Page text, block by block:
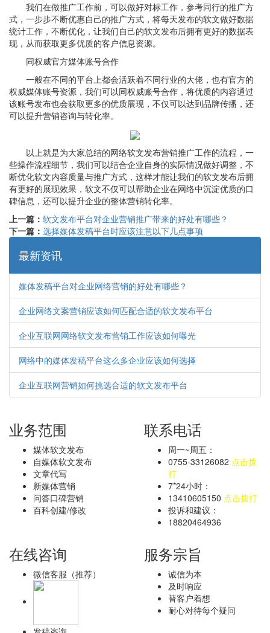
我们在做推广工作前，可以做好对标工作，参考同行的推广方
式，一步步不断优惠自己的推广方式，将每天发布的软文做好数据
统计工作，不断优化，让我们自己的软文发布后拥有更好的数据表
现，从而获取更多优质的客户信息资源。
同权威官方媒体账号合作
一般在不同的平台上都会活跃着不同行业的大佬，也有官方的
权威媒体账号资源，我们可以同权威账号合作，将优质的内容通过
该账号发布也会获取更多的优质展现，不仅可以达到品牌传播，还
可以提升营销咨询与转化率。
以上就是为大家总结的网络软文发布营销推广工作的流程，一
些操作流程细节，我们可以结合企业自身的实际情况做好调整，不
断优化软文内容质量与推广方式，这样才能让我们的软文发布后拥
有更好的展现效果，软文不仅可以帮助企业在网络中沉淀优质的口
碑信息，还可以提升企业的整体营销转化率。
上一篇： 软文发布平台对企业营销推广带来的好处有哪些？
下一篇： 选择媒体发稿平台时应该注意以下几点事项
最新资讯
媒体发稿平台对企业网络营销的好处有哪些？
企业网络文案营销应该如何匹配合适的软文发布平台
企业互联网网络软文发布营销工作应该如何曝光
网络中的媒体发稿平台这么多企业应该如何选择
企业互联网营销如何挑选合适的软文发布平台
业务范围
媒体软文发布
自媒体软文发布
文章代写
新媒体营销
问答口碑营销
百科创建/修改
联系电话
周一~周五：
0755-33126082 点击拨
打
7*24小时：
13410605150 点击拨打
投诉和建议：
18820464936
在线咨询
微信客服（推荐）
服务宗旨
诚信为本
及时响应
替客户着想
耐心对待每个疑问